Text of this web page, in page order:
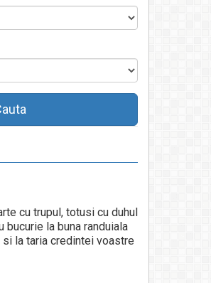
cu trupul, totusi cu duhul
la buna randuiala
la taria credintei voastre